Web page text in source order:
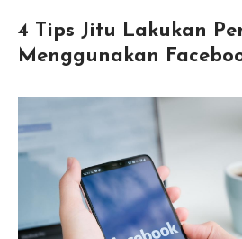
4 Tips Jitu Lakukan
Menggunakan